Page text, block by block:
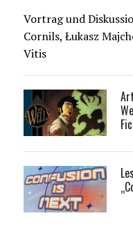
Vortrag und
Cornils, Łukasz
Vitis